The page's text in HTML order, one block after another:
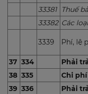
33381
Thuế
33382 Các
3339 Phí, lệ
37 334
Phải
38 335
Chi
39 336 Phải